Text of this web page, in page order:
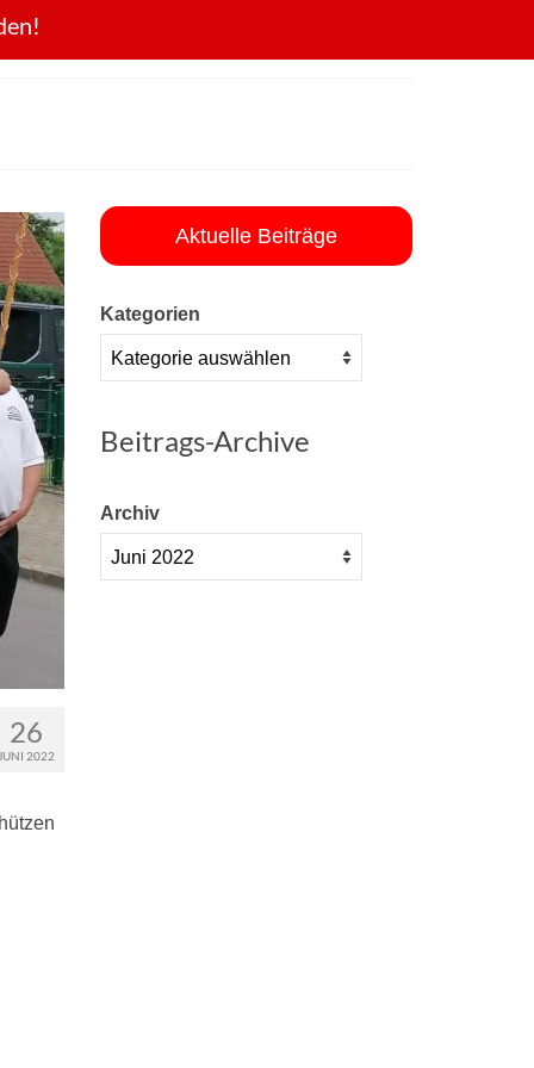
26
JUNI 2022
Aktuelle Beiträge
Kategorien
Beitrags-Archive
Archiv